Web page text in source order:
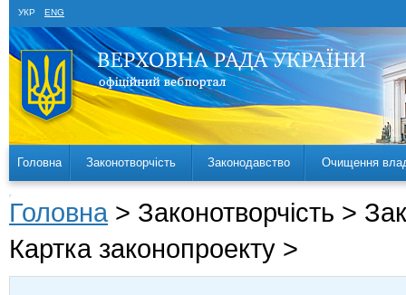
УКР ENG
Головна Законотворчість Законодавство Очищення
Головна > Законотворчість >
Картка законопроекту >